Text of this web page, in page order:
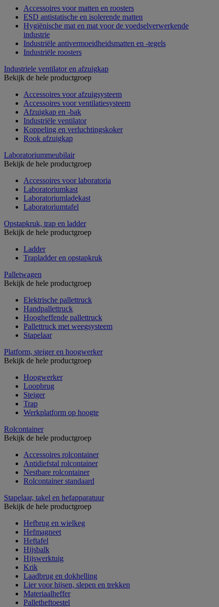
Accessoires voor matten en roosters
ESD antistatische en isolerende matten
Hygiënische mat en mat voor de voedselverwerkende
industrie
Industriële antivermoeidheidsmatten en -tegels
Industriële roosters
Industriele ventilator en afzuigkap
Bekijk de hele productgroep
Accessoires voor afzuigsysteem
Accessoires voor ventilatiesysteem
Afzuigkap en -bak
Industriële ventilator
Koppeling en verluchtingskoker
Rook afzuigkap
Laboratoriummeubilair
Bekijk de hele productgroep
Accessoires voor laboratoria
Laboratoriumkast
Laboratoriumladekast
Laboratoriumtafel
Opstapkruk, trap en ladder
Bekijk de hele productgroep
Ladder
Trapladder en opstapkruk
Palletwagen
Bekijk de hele productgroep
Elektrische pallettruck
Handpallettruck
Hoogheffende pallettruck
Pallettruck met weegsysteem
Stapelaar
Platform, steiger en hoogwerker
Bekijk de hele productgroep
Hoogwerker
Loopbrug
Steiger
Trap
Werkplatform op hoogte
Rolcontainer
Bekijk de hele productgroep
Accessoires rolcontainer
Antidiefstal rolcontainer
Nestbare rolcontainer
Rolcontainer standaard
Stapelaar, takel en hefapparatuur
Bekijk de hele productgroep
Hefbrug en wielkeg
Hefmagneet
Heftafel
Hijsbalk
Hijswerktuig
Krik
Laadbrug en dokhelling
Lier voor hijsen, slepen en trekken
Materiaalheffer
Palletheftoestel